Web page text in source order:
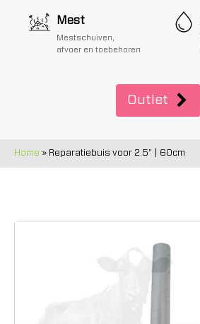
Mest
Mestschuiven,
afvoer en toebehoren
Outlet
Home » Reparatiebuis voor 2.5" | 60cm